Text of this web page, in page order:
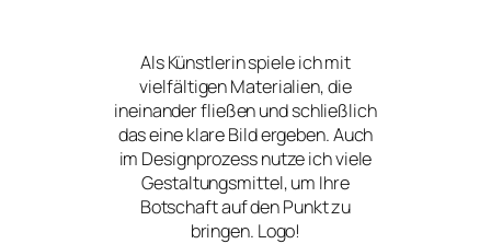
Als Künstlerin spiele ich mit
vielfältigen Materialien, die
ineinander fließen und schließlich
das eine klare Bild ergeben. Auch
im Designprozess nutze ich viele
Gestaltungsmittel, um Ihre
Botschaft auf den Punkt zu
bringen. Logo!